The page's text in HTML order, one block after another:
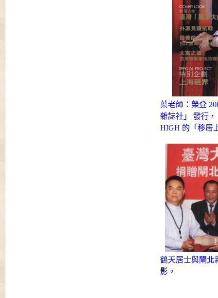
葉老師：榮登
雜誌社」 發行
HIGH 的「移居
鶴天居士與閘北
影。